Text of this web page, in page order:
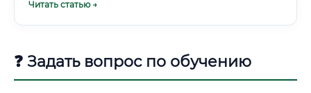
Можно поступить: На специальность «Медицинская
диагностика» (в рамках ординатуры после медицинского
Читать статью →
❓ Задать вопрос по обучению